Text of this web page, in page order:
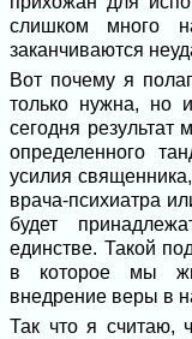
слишком много
заканчиваются
Вот почему я
только нужна, но
сегодня результат
определенного
усилия
врача-психиатра
будет
единстве. Такой
в которое мы
внедрение веры в
Так что я считаю,